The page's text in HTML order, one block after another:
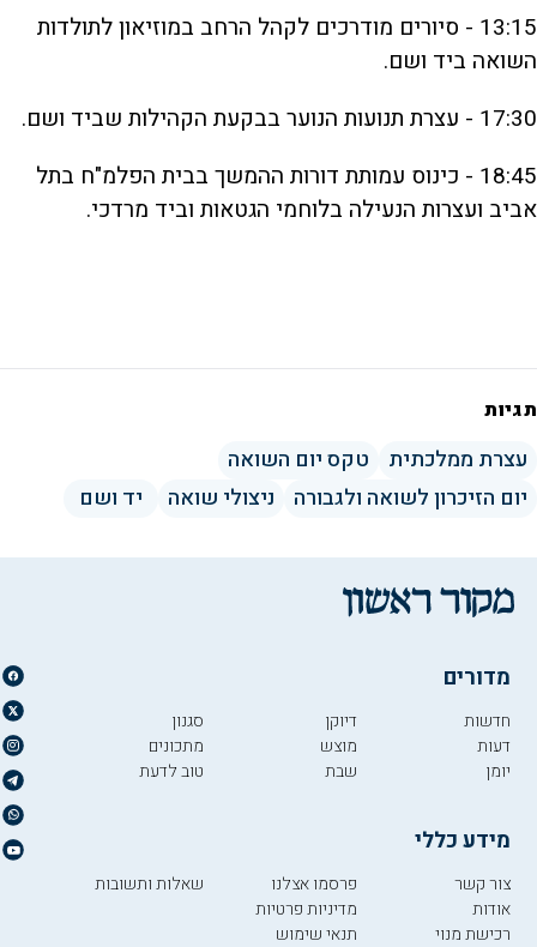
13:15 - סיורים מודרכים לקהל הרחב במוזיאון לתולדות
השואה ביד ושם.
17:30 - עצרת תנועות הנוער בבקעת הקהילות שביד ושם.
18:45 - כינוס עמותת דורות ההמשך בבית הפלמ"ח בתל
אביב ועצרות הנעילה בלוחמי הגטאות וביד מרדכי.
תגיות
עצרת ממלכתית
טקס יום השואה
יום הזיכרון לשואה ולגבורה
ניצולי שואה יד ושם
מדורים
חדשות
דעות
יומן
דיוקן
מוצש
שבת
סגנון
מתכונים
טוב לדעת
מידע כללי
צור קשר
אודות
רכישת מנוי
פרסמו אצלנו
מדיניות פרטיות
תנאי שימוש
שאלות ותשובות